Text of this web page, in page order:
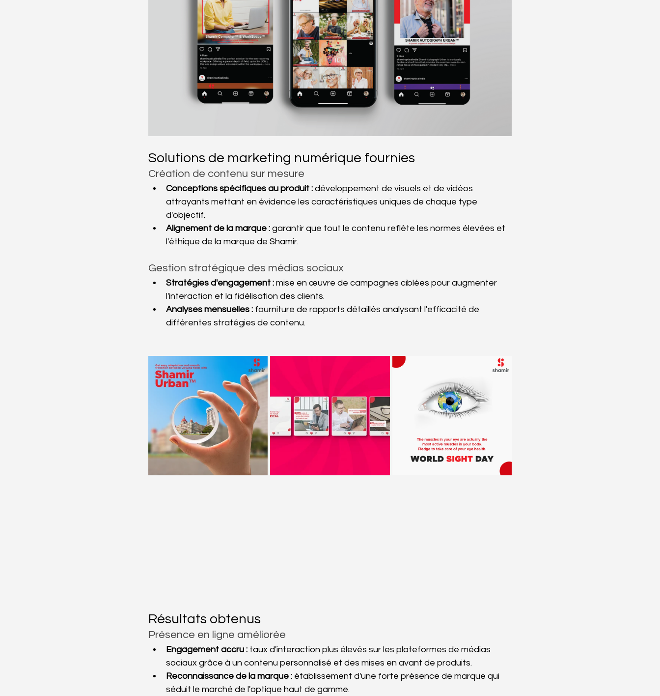
Solutions de marketing numérique fournies
Création de contenu sur mesure
Conceptions spécifiques au produit : développement de visuels et de vidéos
attrayants mettant en évidence les caractéristiques uniques de chaque type
d'objectif.
Alignement de la marque : garantir que tout le contenu reflète les normes élevées et
l'éthique de la marque de Shamir.
Gestion stratégique des médias sociaux
Stratégies d'engagement : mise en œuvre de campagnes ciblées pour augmenter
l'interaction et la fidélisation des clients.
Analyses mensuelles : fourniture de rapports détaillés analysant l'efficacité de
différentes stratégies de contenu.
Résultats obtenus
Présence en ligne améliorée
Engagement accru : taux d'interaction plus élevés sur les plateformes de médias
sociaux grâce à un contenu personnalisé et des mises en avant de produits.
Reconnaissance de la marque : établissement d'une forte présence de marque qui
séduit le marché de l'optique haut de gamme.